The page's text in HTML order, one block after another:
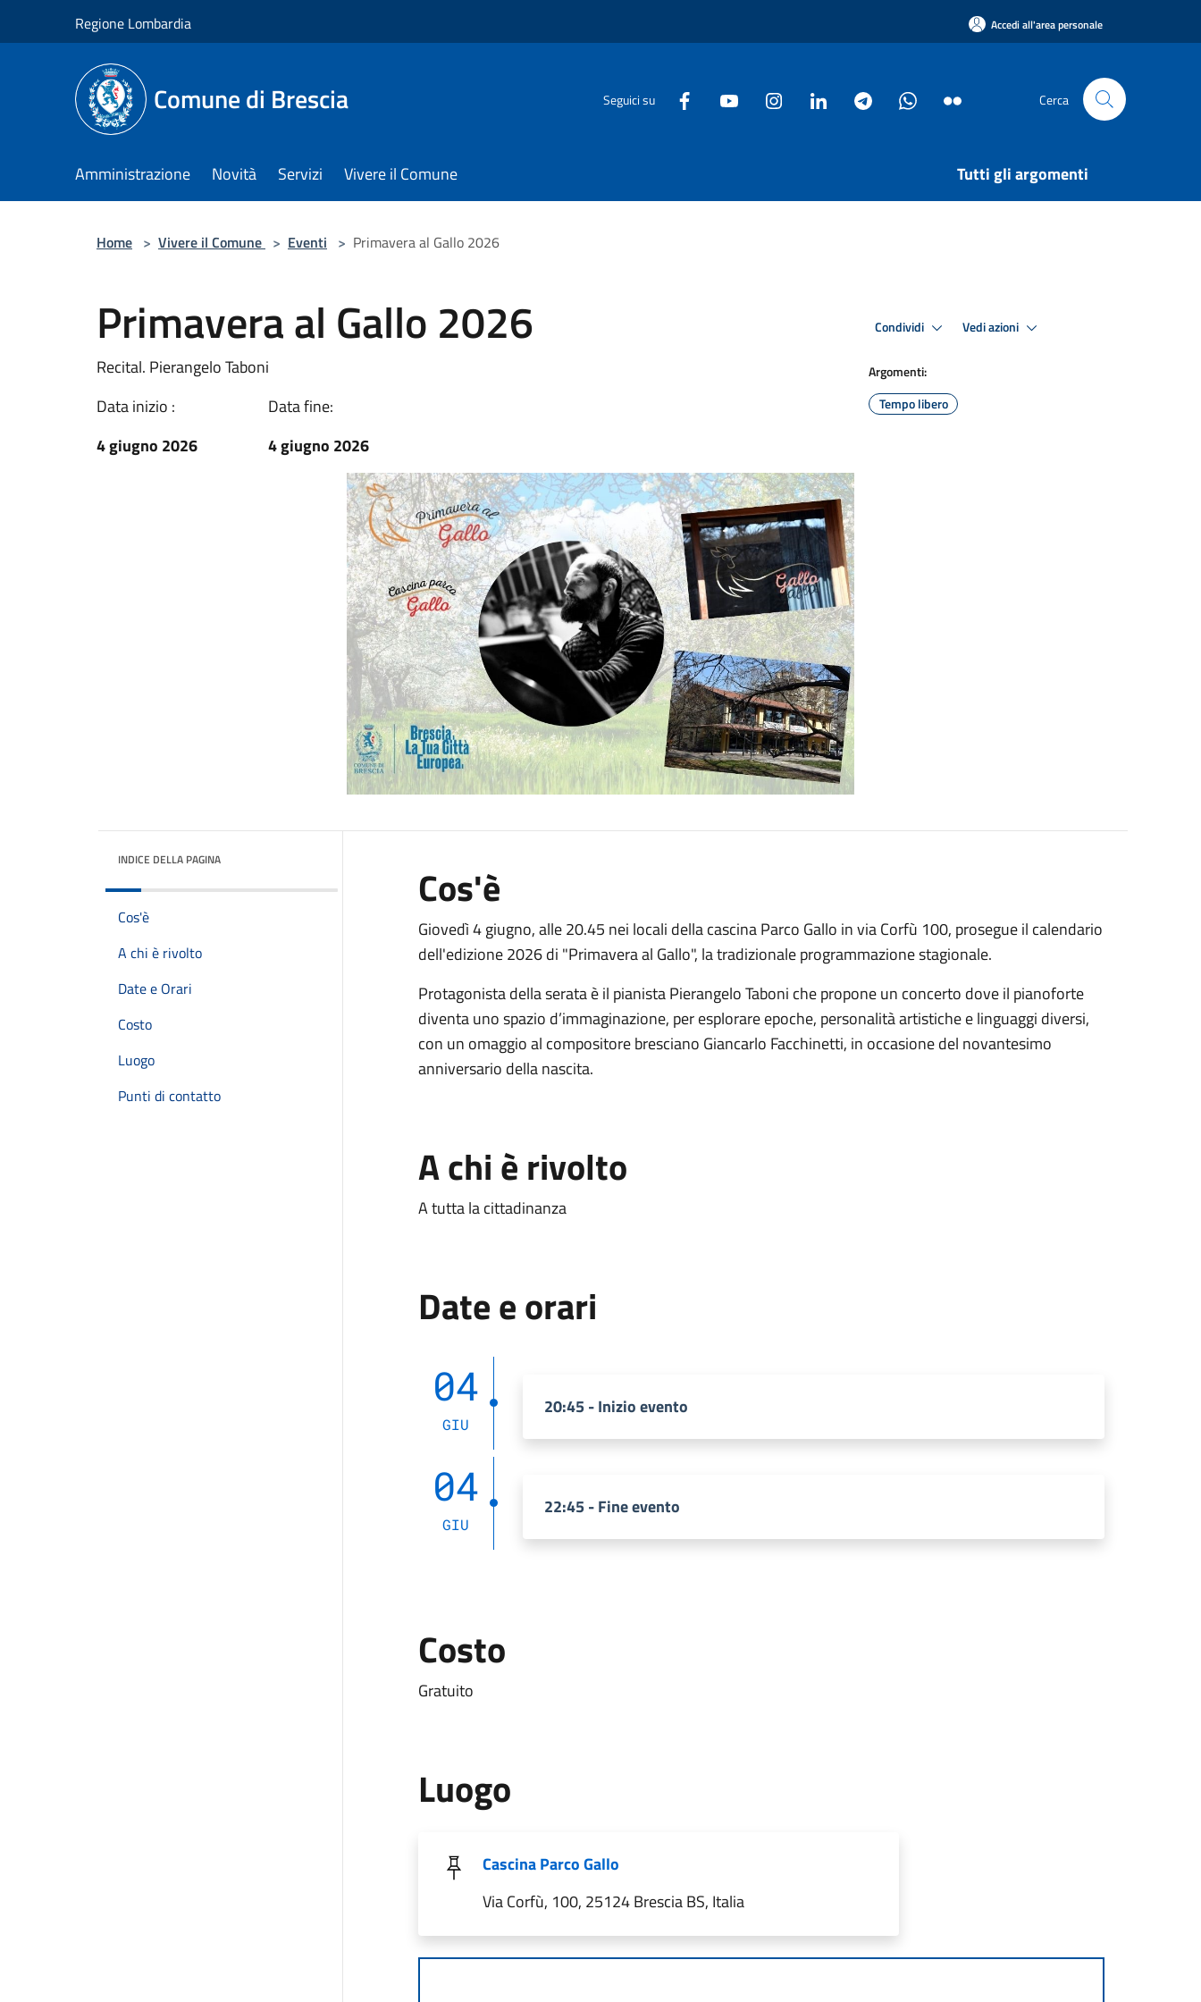
Regione Lombardia Accedi all'area personale
Comune di Brescia Seguici su Cerca
Amministrazione Novità Servizi Vivere il Comune Tutti gli argomenti
Home > Vivere il Comune > Eventi > Primavera al Gallo 2026
Primavera al Gallo 2026
Recital. Pierangelo Taboni
Data inizio :
4 giugno 2026
Data fine:
4 giugno 2026
Condividi Vedi azioni
Argomenti:
Tempo libero
INDICE DELLA PAGINA
Cos'è
A chi è rivolto
Date e Orari
Costo
Luogo
Punti di contatto
Cos'è
Giovedì 4 giugno, alle 20.45 nei locali della cascina Parco Gallo in via Corfù 100, prosegue il calendario
dell'edizione 2026 di "Primavera al Gallo", la tradizionale programmazione stagionale.
Protagonista della serata è il pianista Pierangelo Taboni che propone un concerto dove il pianoforte
diventa uno spazio d’immaginazione, per esplorare epoche, personalità artistiche e linguaggi diversi,
con un omaggio al compositore bresciano Giancarlo Facchinetti, in occasione del novantesimo
anniversario della nascita.
A chi è rivolto
A tutta la cittadinanza
Date e orari
04
GIU
20:45 - Inizio evento
04
GIU
22:45 - Fine evento
Costo
Gratuito
Luogo
Cascina Parco Gallo
Via Corfù, 100, 25124 Brescia BS, Italia